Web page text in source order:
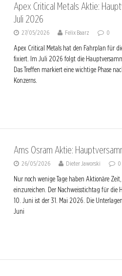
Apex Critical Metals Aktie:
Juli 2026
27/05/2026 Felix Baarz 0
Apex Critical Metals hat den Fahrplan für
fixiert. Im Juli 2026 folgt die
Das Treffen markiert eine wichtige Phase
Konzerns.
Ams Osram Aktie:
26/05/2026 Dieter Jaworski 0
Nur noch wenige Tage haben Aktionäre
einzureichen. Der Nachweisstichtag für die
10. Juni ist der 31. Mai 2026. Die
Juni